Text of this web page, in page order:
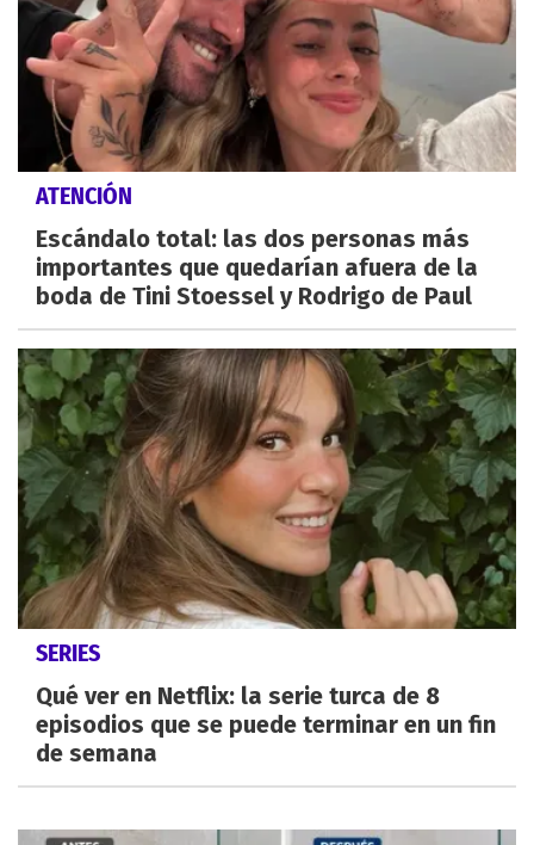
ATENCIÓN
Escándalo total: las dos personas más
importantes que quedarían afuera de la
boda de Tini Stoessel y Rodrigo de Paul
SERIES
Qué ver en Netflix: la serie turca de 8
episodios que se puede terminar en un fin
de semana